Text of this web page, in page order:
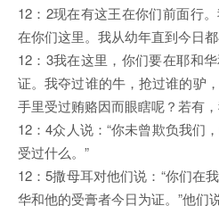
12：2现在有这王在你们前面行
在你们这里。我从幼年直到今日都
12：3我在这里，你们要在耶和
证。我夺过谁的牛，抢过谁的驴
手里受过贿赂因而眼瞎呢？若有
12：4众人说：“你未曾欺负我们
受过什么。”
12：5撒母耳对他们说：“你们在
华和他的受膏者今日为证。”他们